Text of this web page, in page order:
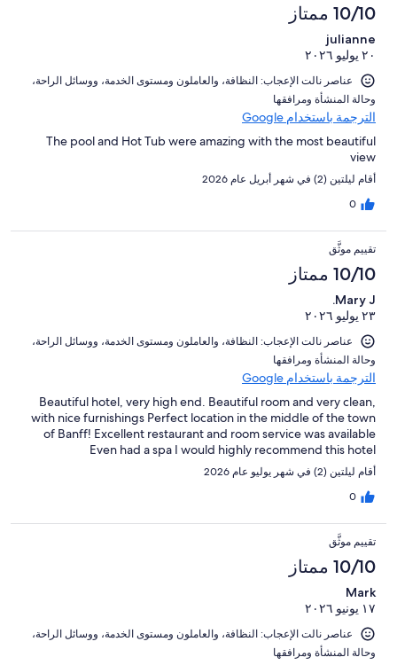
10/10 ممتاز
julianne
٢٠ يوليو ٢٠٢٦
عناصر نالت الإعجاب: ⁦النظافة⁩، و⁦العاملون ومستوى الخدمة⁩، و⁦وسائل الراحة⁩،
و⁦حالة المنشأة ومرافقها⁩
الترجمة باستخدام Google
The pool and Hot Tub were amazing with the most beautiful
view
أقام ليلتين (2) في شهر أبريل عام 2026
0
تقييم موثَّق
10/10 ممتاز
Mary J.
٢٣ يوليو ٢٠٢٦
عناصر نالت الإعجاب: ⁦النظافة⁩، و⁦العاملون ومستوى الخدمة⁩، و⁦وسائل الراحة⁩،
و⁦حالة المنشأة ومرافقها⁩
الترجمة باستخدام Google
Beautiful hotel, very high end. Beautiful room and very clean,
with nice furnishings Perfect location in the middle of the town
of Banff! Excellent restaurant and room service was available
Even had a spa I would highly recommend this hotel
أقام ليلتين (2) في شهر يوليو عام 2026
0
تقييم موثَّق
10/10 ممتاز
Mark
١٧ يونيو ٢٠٢٦
عناصر نالت الإعجاب: ⁦النظافة⁩، و⁦العاملون ومستوى الخدمة⁩، و⁦وسائل الراحة⁩،
و⁦حالة المنشأة ومرافقها⁩